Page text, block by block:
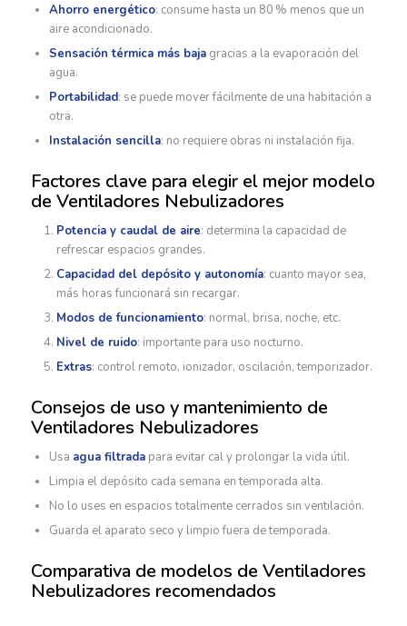
Ahorro energético: consume hasta un 80 % menos que un
aire acondicionado.
Sensación térmica más bajagracias a la evaporación del
agua.
Portabilidad: se puede mover fácilmente de una habitación a
otra.
Instalación sencilla: no requiere obras ni instalación fija.
Factores clave para elegir el mejor modelo
de Ventiladores Nebulizadores
Potencia y caudal de aire: determina la capacidad de
refrescar espacios grandes.
Capacidad del depósito y autonomía: cuanto mayor sea,
más horas funcionará sin recargar.
Modos de funcionamiento: normal, brisa, noche, etc.
Nivel de ruido: importante para uso nocturno.
Extras: control remoto, ionizador, oscilación, temporizador.
Consejos de uso y mantenimiento de
Ventiladores Nebulizadores
Usa agua filtradapara evitar cal y prolongar la vida útil.
Limpia el depósito cada semana en temporada alta.
No lo uses en espacios totalmente cerrados sin ventilación.
Guarda el aparato seco y limpio fuera de temporada.
Comparativa de modelos de Ventiladores
Nebulizadores recomendados